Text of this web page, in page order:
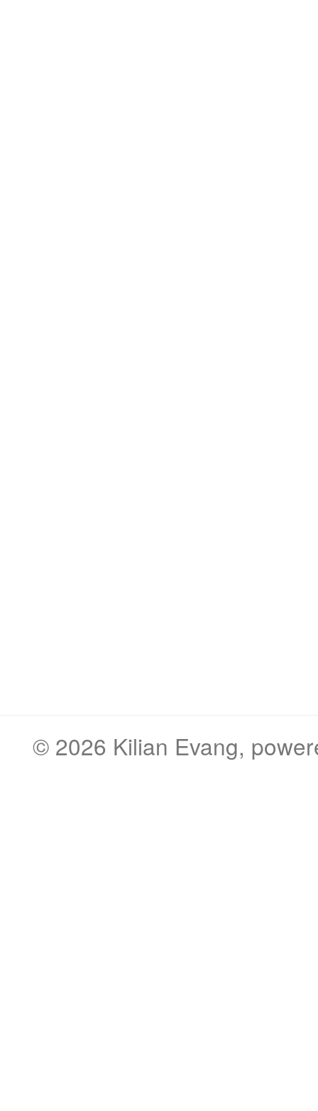
© 2026 Kilian Evang,